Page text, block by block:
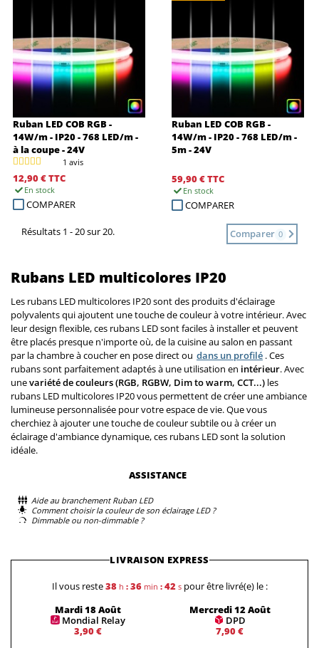
Ruban LED COB RGB -
14W/m - IP20 - 768 LED/m -
à la coupe - 24V
1 avis
12,90 €TTC
En stock
COMPARER
Ruban LED COB RGB -
14W/m - IP20 - 768 LED/m -
5m - 24V
59,90 €TTC
En stock
COMPARER
Comparer 0
Résultats 1 - 20 sur 20.
Rubans LED multicolores IP20
Les rubans LED multicolores IP20 sont des produits d'éclairage
polyvalents qui ajoutent une touche de couleur à votre intérieur. Avec
leur design flexible, ces rubans LED sont faciles à installer et peuvent
être placés presque n'importe où, de la cuisine au salon en passant
par la chambre à coucher en pose direct ou dans un profilé . Ces
rubans sont parfaitement adaptés à une utilisation en intérieur. Avec
unevariété de couleurs (RGB, RGBW, Dim to warm, CCT...) les
rubans LED multicolores IP20 vous permettent de créer une ambiance
lumineuse personnalisée pour votre espace de vie. Que vous
cherchiez à ajouter une touche de couleur subtile ou à créer un
éclairage d'ambiance dynamique, ces rubans LED sont la solution
idéale.
ASSISTANCE
Aide au branchement Ruban LED
Comment choisir la couleur de son éclairage LED ?
Dimmable ou non-dimmable ?
LIVRAISON EXPRESS
Il vous reste38h : 36min : 41s pour être livré(e) le :
Mardi 18 Août
Mondial Relay
3,90 €
Mercredi 12 Août
DPD
7,90 €